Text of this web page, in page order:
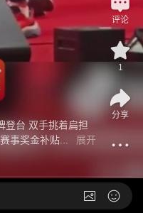
登台 双手挑着扁担
事奖金补贴...
展开
评论
1
分享